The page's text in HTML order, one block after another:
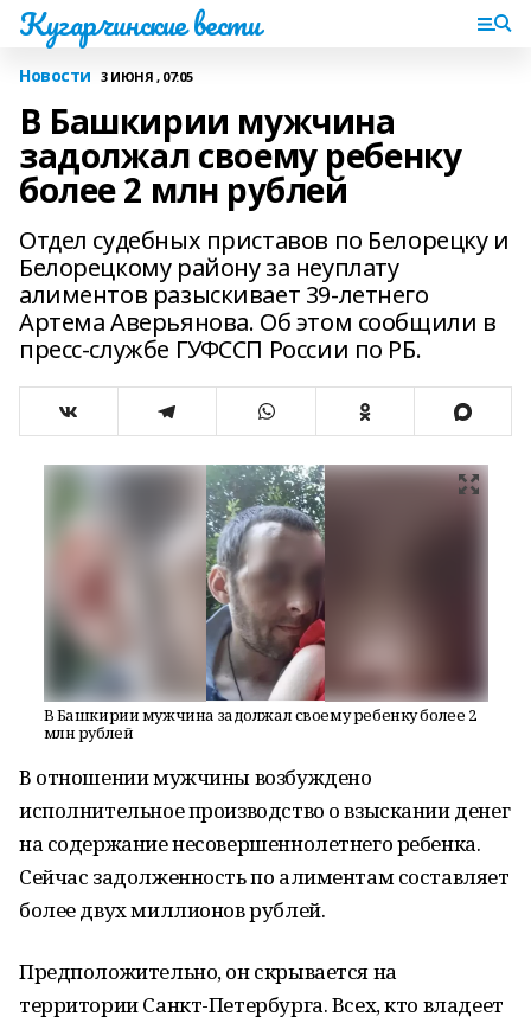
Кугарчинские вести
Новости 3 ИЮНЯ , 07:05
В Башкирии мужчина
задолжал своему ребенку
более 2 млн рублей
Отдел судебных приставов по Белорецку и
Белорецкому району за неуплату
алиментов разыскивает 39-летнего
Артема Аверьянова. Об этом сообщили в
пресс-службе ГУФССП России по РБ.
В Башкирии мужчина задолжал своему ребенку более 2
млн рублей
В отношении мужчины возбуждено
исполнительное производство о взыскании денег
на содержание несовершеннолетнего ребенка.
Сейчас задолженность по алиментам составляет
более двух миллионов рублей.
Предположительно, он скрывается на
территории Санкт-Петербурга. Всех, кто владеет